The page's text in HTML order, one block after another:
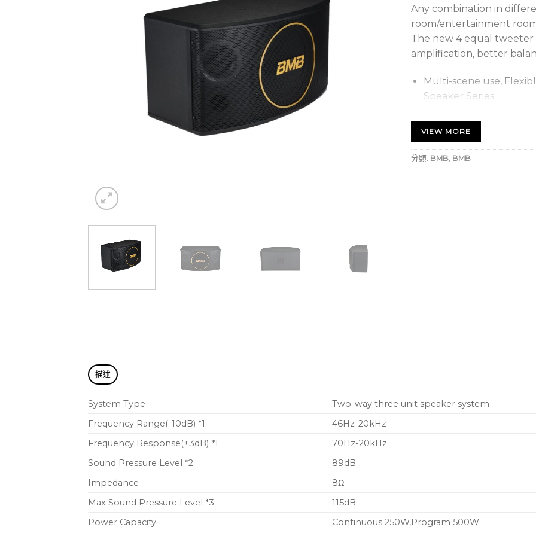
Any combination in
room/entertainment
The new 4 equal
amplification, better
Multi-scene use,
Speaker Series.
VIEW MORE
分類: BMB, BMB
描述
System Type
Two-way three unit speaker system
Frequency Range(-10dB) *1
46Hz-20kHz
Frequency Response(±3dB) *1
70Hz-20kHz
Sound Pressure Level *2
89dB
Impedance
8Ω
Max Sound Pressure Level *3
115dB
Power Capacity
Continuous 250W,Program 500W